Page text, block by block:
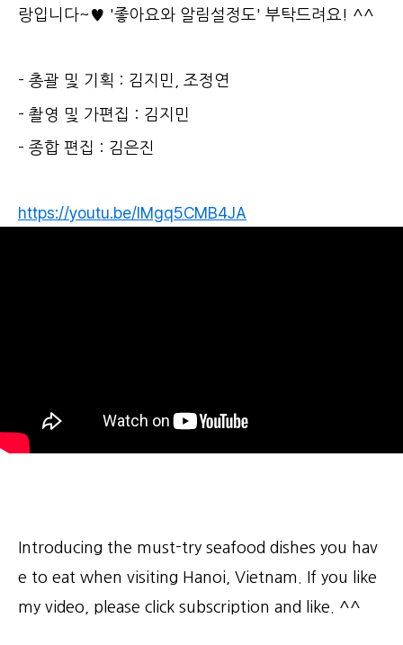
랑입니다~♥ '좋아요와 알림설정도' 부탁드려요! ^^
- 총괄 및 기획 : 김지민, 조정연
- 촬영 및 가편집 : 김지민
- 종합 편집 : 김은진
https://youtu.be/lMgq5CMB4JA
Introducing the must-try seafood dishes you hav
e to eat when visiting Hanoi, Vietnam. If you like
my video, please click subscription and like. ^^